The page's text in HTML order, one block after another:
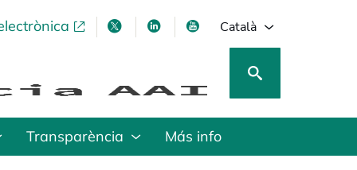
opens in a new tabopens in a new tab
opens in a new tab
opens in a new tab
Català
Transparència Más info